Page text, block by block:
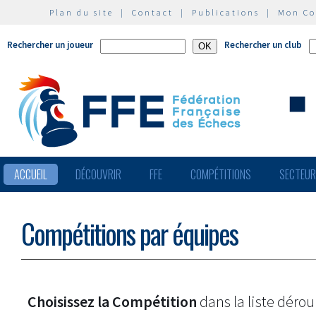
Plan du site | Contact | Publications | Mon
Rechercher un joueur Rechercher un club
ACCUEIL DÉCOUVRIR FFE COMPÉTITIONS
Compétitions par équipes
Choisissez la Compétition dans la liste